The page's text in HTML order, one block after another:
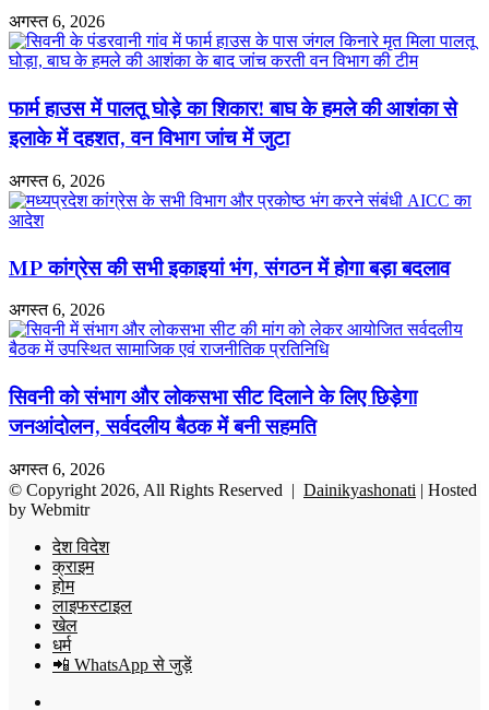
अगस्त 6, 2026
फार्म हाउस में पालतू घोड़े का शिकार! बाघ के हमले की आशंका से
इलाके में दहशत, वन विभाग जांच में जुटा
अगस्त 6, 2026
MP कांग्रेस की सभी इकाइयां भंग, संगठन में होगा बड़ा बदलाव
अगस्त 6, 2026
सिवनी को संभाग और लोकसभा सीट दिलाने के लिए छिड़ेगा
जनआंदोलन, सर्वदलीय बैठक में बनी सहमति
अगस्त 6, 2026
© Copyright 2026, All Rights Reserved | Dainikyashonati | Hosted
by Webmitr
देश विदेश
क्राइम
होम
लाइफस्टाइल
खेल
धर्म
📲 WhatsApp से जुड़ें